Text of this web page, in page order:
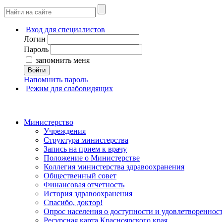
Вход для специалистов
Логин
Пароль
запомнить меня
Войти
Напомнить пароль
Режим для слабовидящих
Министерство
Учреждения
Структура министерства
Запись на прием к врачу
Положение о Министерстве
Коллегия министерства здравоохранения
Общественный совет
Финансовая отчетность
История здравоохранения
Спасибо, доктор!
Опрос населения о доступности и
Ресурсная карта Красноярского края